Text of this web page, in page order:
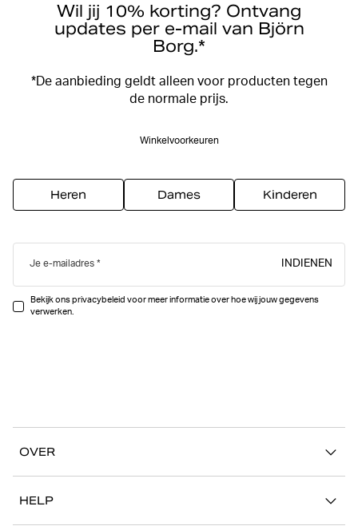
Wil jij 10% korting? Ontvang
updates per e-mail van Björn
Borg.*
*De aanbieding geldt alleen voor producten tegen
de normale prijs.
Winkelvoorkeuren
Heren Dames Kinderen
Je e-mailadres INDIENEN
Bekijk ons privacybeleid voor meer informatie over hoe wij jouw gegevens
verwerken.
OVER
HELP